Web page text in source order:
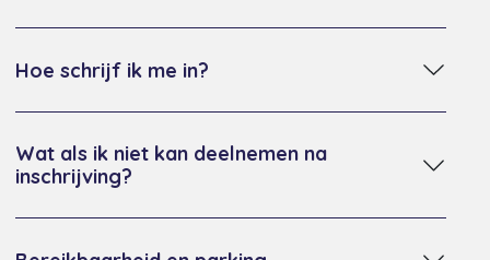
Hoe schrijf ik me in?
Wat als ik niet kan deelnemen na
inschrijving?